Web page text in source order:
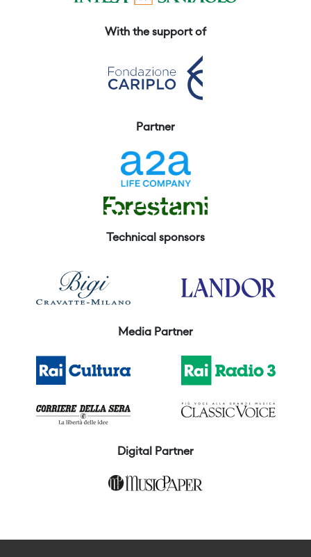
With the support of
Partner
Technical sponsors
Media Partner
Digital Partner